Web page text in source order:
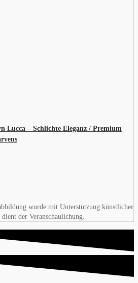
Lucca – Schlichte Eleganz / Premium
wurde mit Unterstützung künstlicher
der Veranschaulichung.